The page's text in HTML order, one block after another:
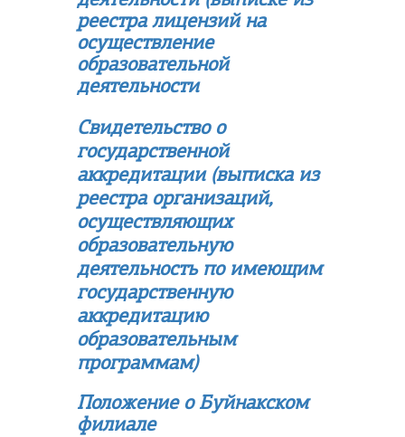
реестра лицензий на
осуществление
образовательной
деятельности
Свидетельство о
государственной
аккредитации (выписка из
реестра организаций,
осуществляющих
образовательную
деятельность по имеющим
государственную
аккредитацию
образовательным
программам)
Положение о Буйнакском
филиале